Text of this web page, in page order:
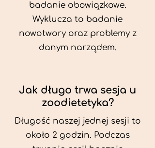
badanie obowiązkowe.
Wyklucza to badanie
nowotwory oraz problemy z
danym narządem.
Jak długo trwa sesja u
zoodietetyka?
Długość naszej jednej sesji to
około 2 godzin. Podczas